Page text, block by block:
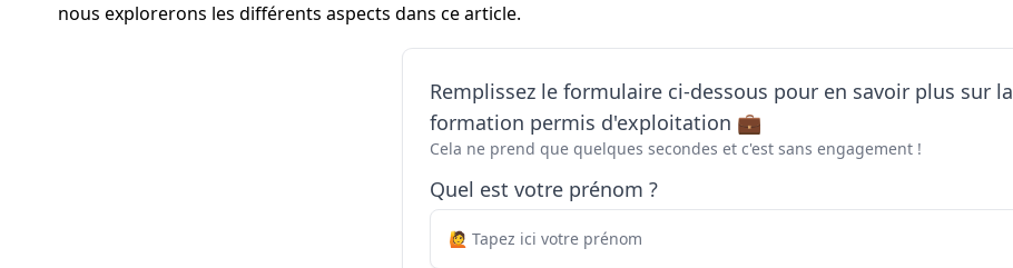
nous explorerons les différents aspects dans ce article.
Remplissez le formulaire ci-dessous pour en savoir plus sur la
formation permis d'exploitation 💼
Cela ne prend que quelques secondes et c'est sans engagement !
Quel est votre prénom ?